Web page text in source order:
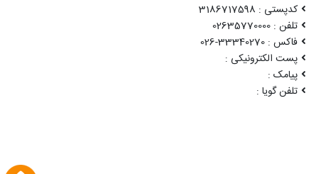
کدپستی : 3186717598
تلفن : 02635770000
فاکس : 33340270-026
پست الکترونیکی :
پیامک :
تلفن گویا :